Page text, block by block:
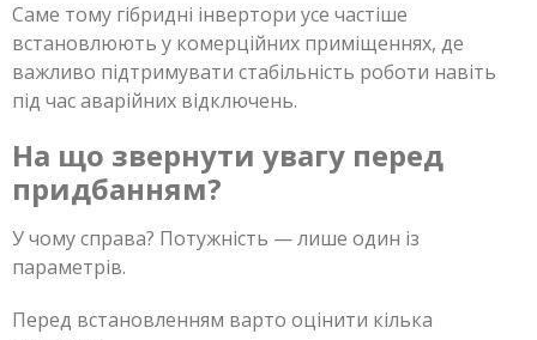
Саме тому гібридні інвертори усе частіше
встановлюють у комерційних приміщеннях, де
важливо підтримувати стабільність роботи навіть
під час аварійних відключень.
На що звернути увагу перед
придбанням?
У чому справа? Потужність — лише один із
параметрів.
Перед встановленням варто оцінити кілька